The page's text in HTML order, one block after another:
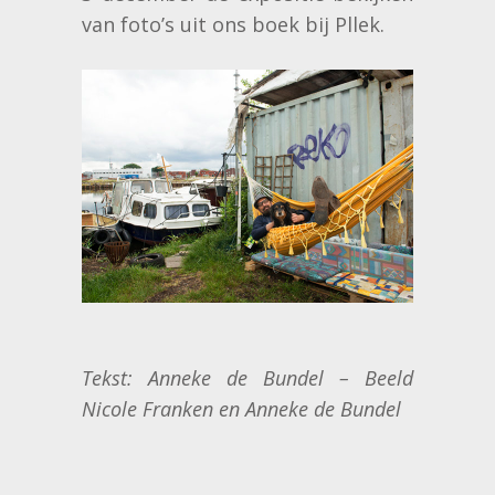
van foto’s uit ons boek bij Pllek.
Tekst: Anneke de Bundel – Beeld
Nicole Franken en Anneke de Bundel